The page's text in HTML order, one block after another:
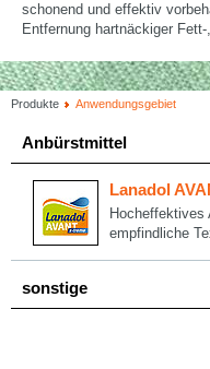
schonend und effektiv
Entfernung hartnäckiger
Produkte Anwendungsgebiet
Anbürstmittel
Lanadol
empfindliche
sonstige